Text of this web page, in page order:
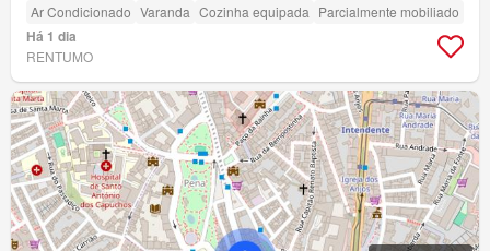
Ar Condicionado Varanda Cozinha equipada Parcialmente mobiliado
Há 1 dia
RENTUMO